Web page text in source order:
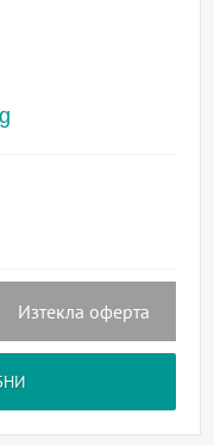
Изтекла оферта